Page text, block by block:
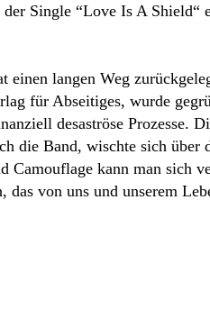
Single “Love Is A
einen langen Weg
für Abseitiges, wurde
desaströse Prozesse.
die Band, wischte sich
kann man sich
von uns und unserem